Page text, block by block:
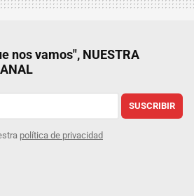
nos vamos", NUESTRA
SUSCRIBIR
política de privacidad